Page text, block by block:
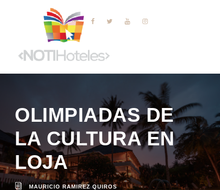
OLIMPIADAS DE
LA CULTURA EN
LOJA
MAURICIO RAMIREZ QUIROS